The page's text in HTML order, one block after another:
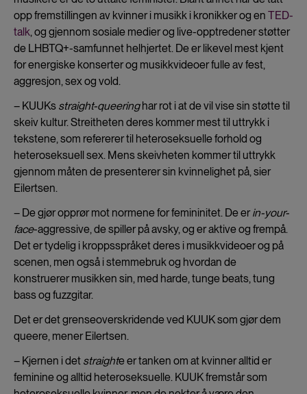
opp fremstillingen av kvinner i musikk i kronikker og en TED-
talk, og gjennom sosiale medier og live-opptredener støtter
de LHBTQ+-samfunnet helhjertet. De er likevel mest kjent
for energiske konserter og musikkvideoer fulle av fest,
aggresjon, sex og vold.
– KUUKs straight-queeringhar rot i at de vil vise sin støtte til
skeiv kultur. Streitheten deres kommer mest til uttrykk i
tekstene, som refererer til heteroseksuelle forhold og
heteroseksuell sex. Mens skeivheten kommer til uttrykk
gjennom måten de presenterer sin kvinnelighet på, sier
Eilertsen.
– De gjør opprør mot normene for femininitet. De erin-your-
face-aggressive, de spiller på avsky, og er aktive og frempå.
Det er tydelig i kroppsspråket deres i musikkvideoer og på
scenen, men også i stemmebruk og hvordan de
konstruerer musikken sin, med harde, tunge beats, tung
bass og fuzzgitar.
Det er det grenseoverskridende ved KUUK som gjør dem
queere, mener Eilertsen.
– Kjernen i det straighte er tanken om at kvinner alltid er
feminine og alltid heteroseksuelle. KUUK fremstår som